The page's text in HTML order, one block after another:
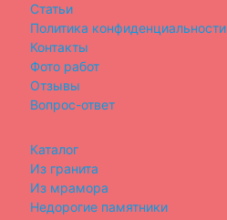
Статьи
Политика конфиденциальности
Контакты
Фото работ
Отзывы
Вопрос-ответ
Каталог
Из гранита
Из мрамора
Недорогие памятники